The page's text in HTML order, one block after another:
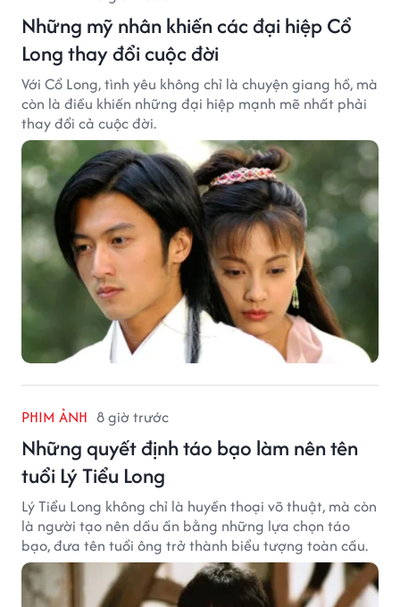
Những mỹ nhân khiến các đại hiệp Cổ
Long thay đổi cuộc đời
Với Cổ Long, tình yêu không chỉ là chuyện giang hồ, mà
còn là điều khiến những đại hiệp mạnh mẽ nhất phải
thay đổi cả cuộc đời.
PHIM ẢNH 8 giờ trước
Những quyết định táo bạo làm nên tên
tuổi Lý Tiểu Long
Lý Tiểu Long không chỉ là huyền thoại võ thuật, mà còn
là người tạo nên dấu ấn bằng những lựa chọn táo
bạo, đưa tên tuổi ông trở thành biểu tượng toàn cầu.